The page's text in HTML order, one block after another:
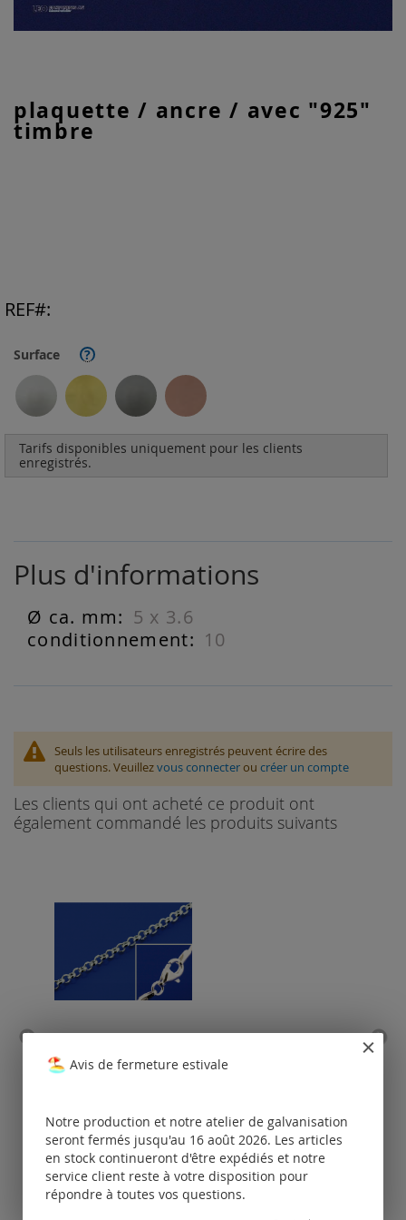
plaquette / ancre / avec "925"
timbre
Surface ?
Tarifs disponibles uniquement pour les clients
enregistrés.
REF
to
the
beginning
Plus d'informations
Plus
d'informations
5 x 3.6
10
Seuls les utilisateurs enregistrés peuvent écrire des
questions. Veuillezvous connecterou créer un compte
Les clients qui ont acheté ce produit ont
également commandé les produits suivants
fermoir à mousqueton
disponibles
uniquement
pour les clients
enregistrés.
Avis de fermeture estivale
Notre production et notre atelier de galvanisation
seront fermés jusqu'au 16 août 2026. Les articles
en stock continueront d'être expédiés et notre
service client reste à votre disposition pour
répondre à toutes vos questions.